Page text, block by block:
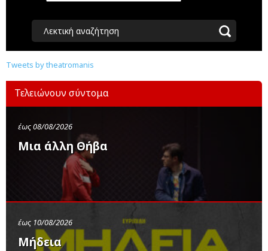
Λεκτική αναζήτηση
Tweets by theatromanis
Τελειώνουν σύντομα
έως 08/08/2026
Μια άλλη Θήβα
έως 10/08/2026
Μήδεια